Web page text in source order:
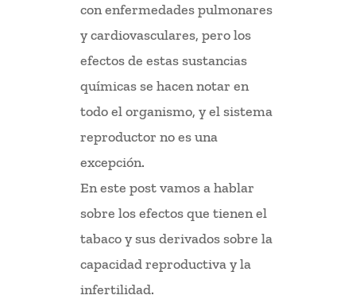
con enfermedades pulmonares
y cardiovasculares, pero los
efectos de estas sustancias
químicas se hacen notar en
todo el organismo, y el sistema
reproductor no es una
excepción.
En este post vamos a hablar
sobre los efectos que tienen el
tabaco y sus derivados sobre la
capacidad reproductiva y la
infertilidad.